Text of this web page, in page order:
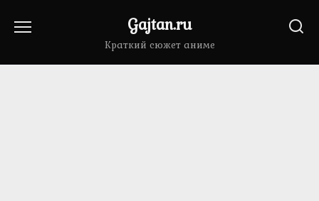
Gajtan.ru
Краткий сюжет аниме